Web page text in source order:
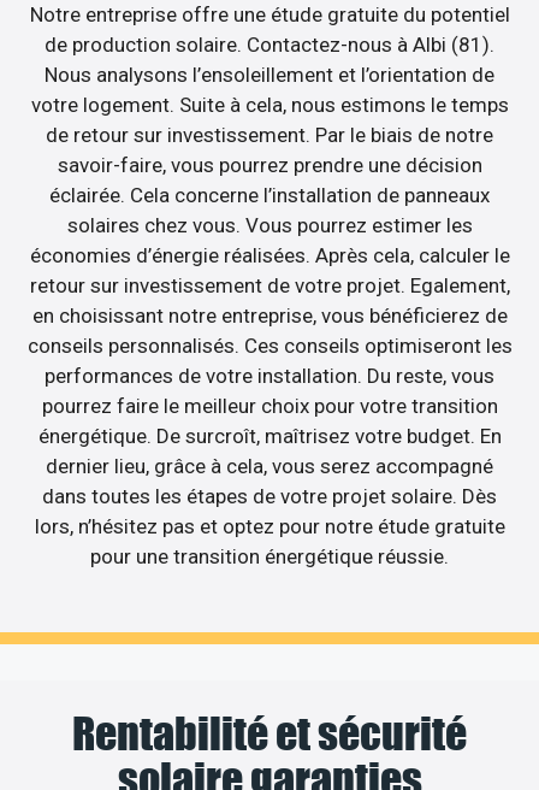
Notre entreprise offre une étude gratuite du potentiel
de production solaire. Contactez-nous à Albi (81).
Nous analysons l’ensoleillement et l’orientation de
votre logement. Suite à cela, nous estimons le temps
de retour sur investissement. Par le biais de notre
savoir-faire, vous pourrez prendre une décision
éclairée. Cela concerne l’installation de panneaux
solaires chez vous. Vous pourrez estimer les
économies d’énergie réalisées. Après cela, calculer le
retour sur investissement de votre projet. Egalement,
en choisissant notre entreprise, vous bénéficierez de
conseils personnalisés. Ces conseils optimiseront les
performances de votre installation. Du reste, vous
pourrez faire le meilleur choix pour votre transition
énergétique. De surcroît, maîtrisez votre budget. En
dernier lieu, grâce à cela, vous serez accompagné
dans toutes les étapes de votre projet solaire. Dès
lors, n’hésitez pas et optez pour notre étude gratuite
pour une transition énergétique réussie.
Rentabilité et sécurité